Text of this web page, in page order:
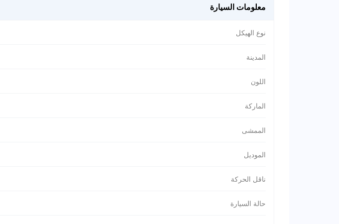
معلومات السيارة
نوع الهيكل
المدينة
اللون
الماركة
الممشى
الموديل
ناقل الحركة
حالة السيارة